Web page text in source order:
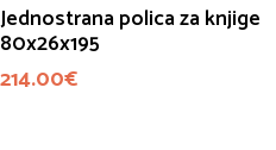
Jednostrana polica za knjige
80x26x195
214.00€